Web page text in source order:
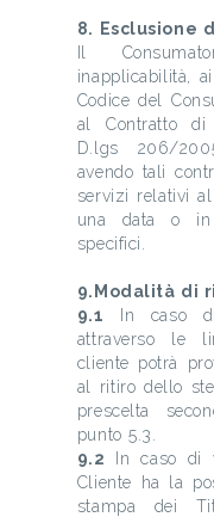
8. Esclusione
Il
inapplicabilità,
Codice del
al Contratto di
D.lgs 206/
avendo tali
servizi relativi
una data o in
specifici.
9.Modalità di
9.1 In caso di
attraverso le
cliente potrà
al ritiro dello
prescelta
punto 5.3.
9.2 In caso di
Cliente ha la
stampa dei